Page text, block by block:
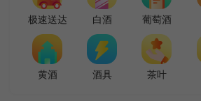
极速送达 白酒 葡萄酒
黄酒 酒具 茶叶